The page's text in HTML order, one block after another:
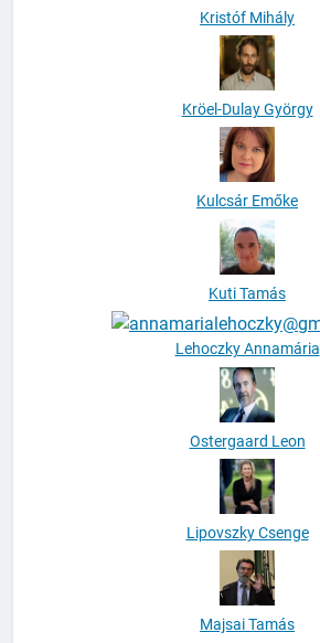
Kristóf Mihály
Kröel-Dulay György
Kulcsár Emőke
Kuti Tamás
Lehoczky Annamária
Ostergaard Leon
Lipovszky Csenge
Majsai Tamás